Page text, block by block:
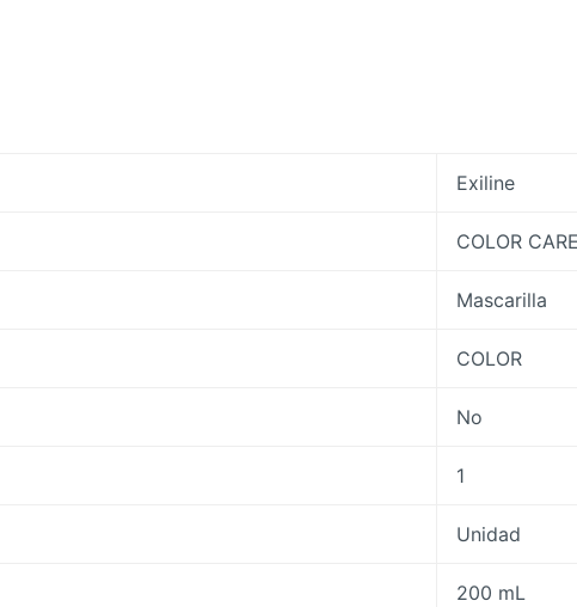
Exiline
COLOR
Mascarilla
COLOR
No
1
Unidad
200 mL